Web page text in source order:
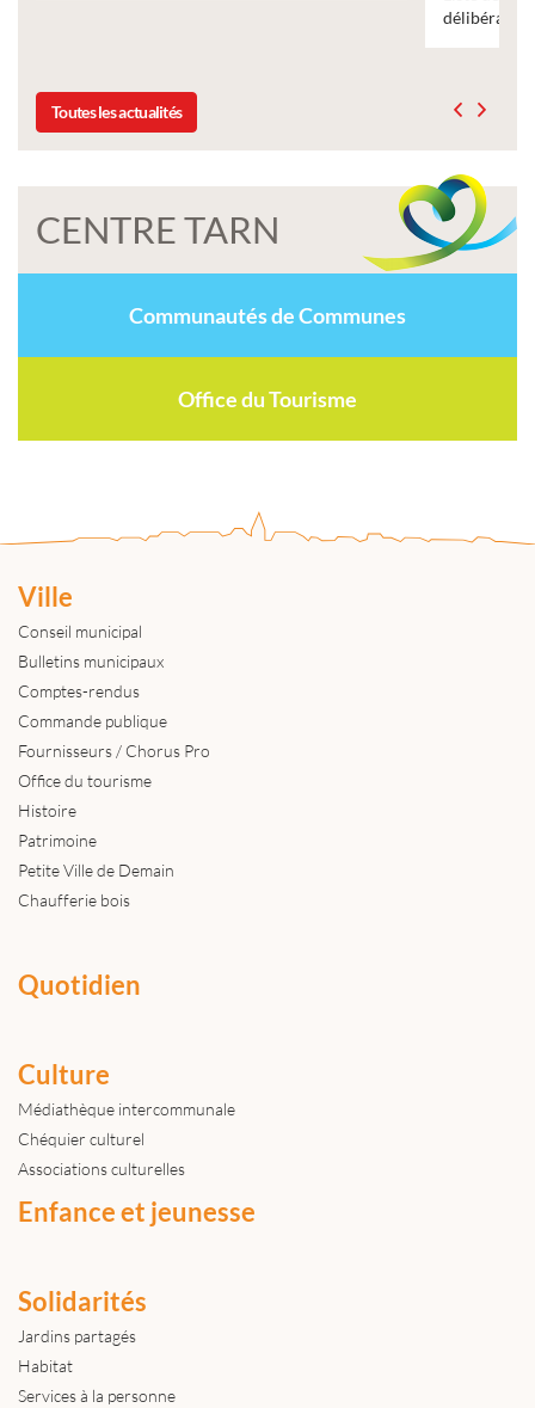
délibération du conseil municipal du 19 décembre 2025
Toutes les actualités
CENTRE TARN
Communautés de Communes
Office du Tourisme
Ville
Conseil municipal
Bulletins municipaux
Comptes-rendus
Commande publique
Fournisseurs / Chorus Pro
Office du tourisme
Histoire
Patrimoine
Petite Ville de Demain
Chaufferie bois
Quotidien
Culture
Médiathèque intercommunale
Chéquier culturel
Associations culturelles
Enfance et jeunesse
Solidarités
Jardins partagés
Habitat
Services à la personne